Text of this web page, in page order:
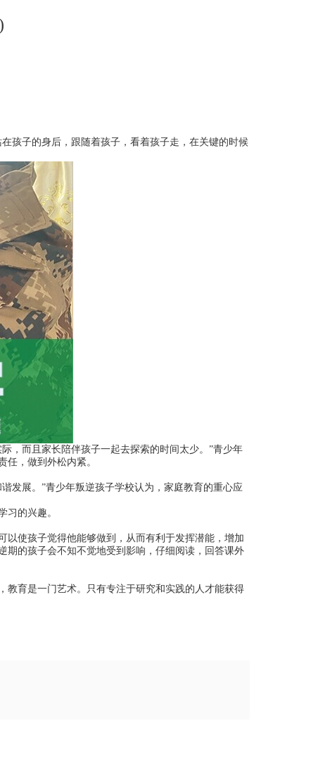
孩子的身后，跟随着孩子，看着孩子走，在关键的时候
，而且家长陪伴孩子一起去探索的时间太少。”青少年
，做到外松内紧。
发展。”青少年叛逆孩子学校认为，家庭教育的重心应
习的兴趣。
以使孩子觉得他能够做到，从而有利于发挥潜能，增加
期的孩子会不知不觉地受到影响，仔细阅读，回答课外
教育是一门艺术。只有专注于研究和实践的人才能获得